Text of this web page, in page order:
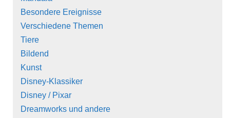
Besondere Ereignisse
Verschiedene Themen
Tiere
Bildend
Kunst
Disney-Klassiker
Disney / Pixar
Dreamworks und andere